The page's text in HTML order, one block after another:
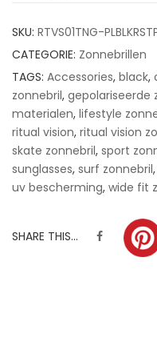
ratings
SKU: RTVS01TNG-
CATEGORIE: Zonnebrillen
TAGS: Accessories, black,
zonnebril, gepolariseerde
materialen, lifestyle
ritual vision, ritual vision
skate zonnebril, sport
sunglasses, surf zonnebril,
uv bescherming, wide fit
SHARE THIS...